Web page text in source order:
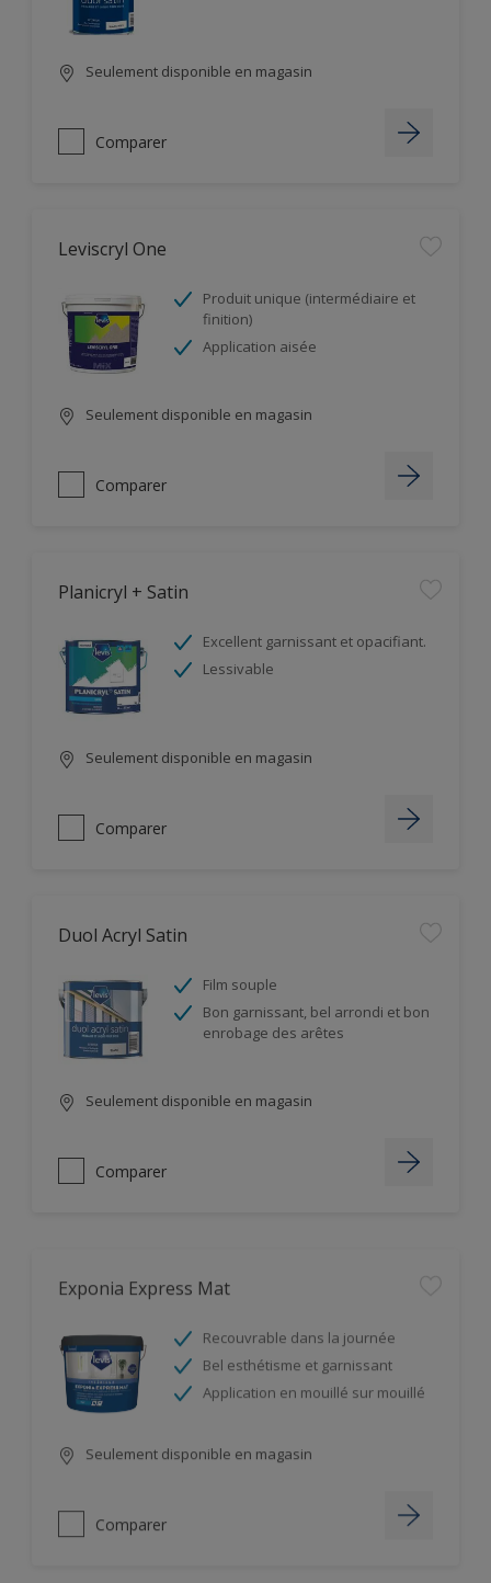
Seulement disponible en magasin
Comparer
Leviscryl One
Produit unique (intermédiaire et
finition)
Application aisée
Seulement disponible en magasin
Comparer
Planicryl + Satin
Excellent garnissant et opacifiant.
Lessivable
Seulement disponible en magasin
Comparer
Duol Acryl Satin
Film souple
Bon garnissant, bel arrondi et bon
enrobage des arêtes
Seulement disponible en magasin
Comparer
Exponia Express Mat
Recouvrable dans la journée
Bel esthétisme et garnissant
Application en mouillé sur mouillé
Seulement disponible en magasin